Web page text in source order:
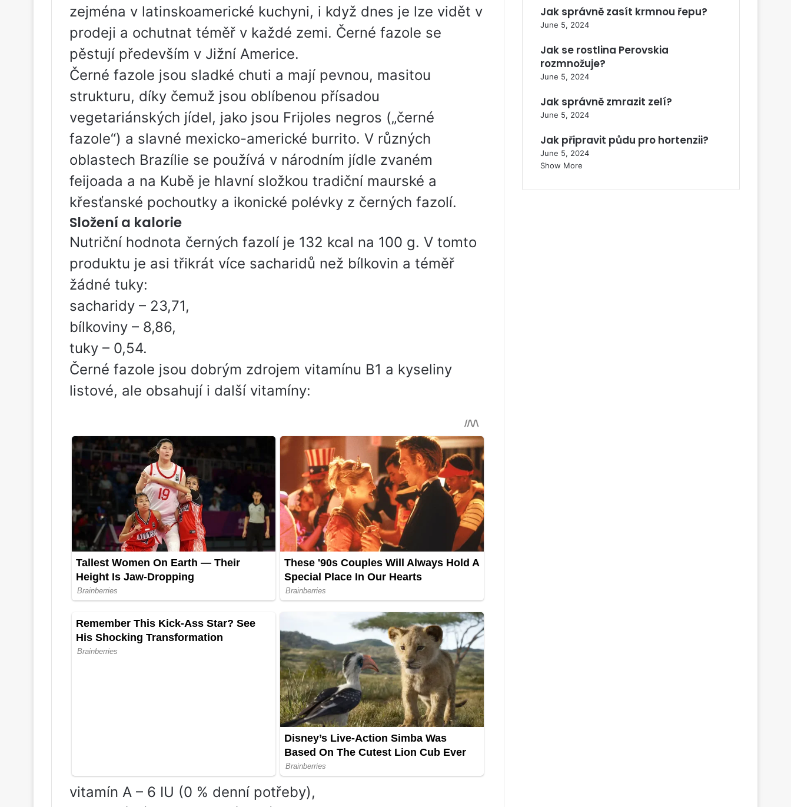
zejména v latinskoamerické kuchyni, i když dnes je lze vidět v
prodeji a ochutnat téměř v každé zemi. Černé fazole se
pěstují především v Jižní Americe.
Černé fazole jsou sladké chuti a mají pevnou, masitou
strukturu, díky čemuž jsou oblíbenou přísadou
vegetariánských jídel, jako jsou Frijoles negros („černé
fazole“) a slavné mexicko-americké burrito. V různých
oblastech Brazílie se používá v národním jídle zvaném
feijoada a na Kubě je hlavní složkou tradiční maurské a
křesťanské pochoutky a ikonické polévky z černých fazolí.
Složení a kalorie
Nutriční hodnota černých fazolí je 132 kcal na 100 g. V tomto
produktu je asi třikrát více sacharidů než bílkovin a téměř
žádné tuky:
sacharidy – 23,71,
bílkoviny – 8,86,
tuky – 0,54.
Černé fazole jsou dobrým zdrojem vitamínu B1 a kyseliny
listové, ale obsahují i ​​další vitamíny:
vitamín A – 6 IU (0 % denní potřeby),
Jak správně zasít krmnou řepu?
June 5, 2024
Jak se rostlina Perovskia
rozmnožuje?
June 5, 2024
Jak správně zmrazit zelí?
June 5, 2024
Jak připravit půdu pro hortenzii?
June 5, 2024
Show More